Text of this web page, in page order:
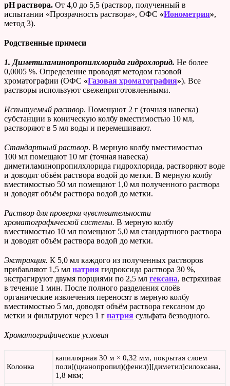
рН раствора. От 4,0 до 5,5 (раствор, полученный в
испытании «Прозрачность раствора», ОФС «Ионометрия»,
метод 3).
Родственные примеси
1. Диметиламинопропилхлорида гидрохлорид. Не более
0,0005 %. Определение проводят методом газовой
хроматографии (ОФС «Газовая хроматография»). Все
растворы используют свежеприготовленными.
Испытуемый раствор. Помещают 2 г (точная навеска)
субстанции в коническую колбу вместимостью 10 мл,
растворяют в 5 мл воды и перемешивают.
Стандартный раствор. В мерную колбу вместимостью
100 мл помещают 10 мг (точная навеска)
диметиламинопропилхлорида гидрохлорида, растворяют воде
и доводят объём раствора водой до метки. В мерную колбу
вместимостью 50 мл помещают 1,0 мл полученного раствора
и доводят объём раствора водой до метки.
Раствор для проверки чувствительности
хроматографической системы. В мерную колбу
вместимостью 10 мл помещают 5,0 мл стандартного раствора
и доводят объём раствора водой до метки.
Экстракция. К 5,0 мл каждого из полученных растворов
прибавляют 1,5 мл натрия гидроксида раствора 30 %,
экстрагируют двумя порциями по 2,5 мл гексана, встряхивая
в течение 1 мин. После полного разделения слоёв
органические извлечения переносят в мерную колбу
вместимостью 5 мл, доводят объём раствора гексаном до
метки и фильтруют через 1 г натрия сульфата безводного.
Хроматографические условия
Колонка
капиллярная 30 м × 0,32 мм, покрытая слоем
поли[(цианопропил)(фенил)][диметил]силоксана,
1,8 мкм;